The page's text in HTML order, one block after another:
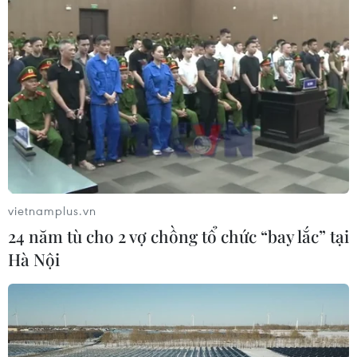
thấp nhất trong hơn ba năm, trong khi đó, thị trường
càphê toàn cầu cho thấy những tín hiệu lạc quan khi
giá càphê thế giới tiếp tục đà tăng.
Chỉ số giá tiêu dùng tháng 3
vietnamplus.vn
24 năm tù cho 2 vợ chồng tổ chức “bay lắc” tại
Hà Nội